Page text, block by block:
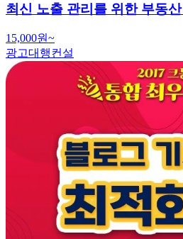
최신 노출 관리를 위한 부동
15,000원~
광고대행컨설